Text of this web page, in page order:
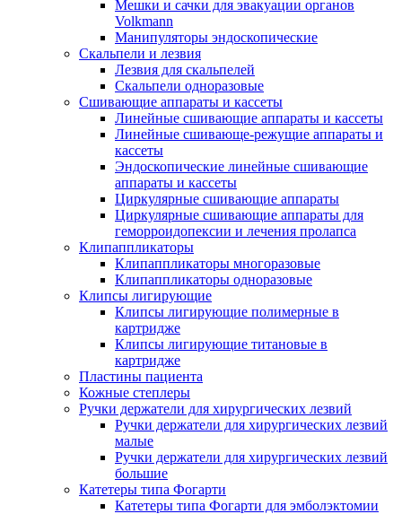
Мешки и сачки для эвакуации органов
Volkmann
Манипуляторы эндоскопические
Скальпели и лезвия
Лезвия для скальпелей
Скальпели одноразовые
Сшивающие аппараты и кассеты
Линейные сшивающие аппараты и кассеты
Линейные сшивающе-режущие аппараты и
кассеты
Эндоскопические линейные сшивающие
аппараты и кассеты
Циркулярные сшивающие аппараты
Циркулярные сшивающие аппараты для
геморроидопексии и лечения пролапса
Клипаппликаторы
Клипаппликаторы многоразовые
Клипаппликаторы одноразовые
Клипсы лигирующие
Клипсы лигирующие полимерные в
картридже
Клипсы лигирующие титановые в
картридже
Пластины пациента
Кожные степлеры
Ручки держатели для хирургических лезвий
Ручки держатели для хирургических лезвий
малые
Ручки держатели для хирургических лезвий
большие
Катетеры типа Фогарти
Катетеры типа Фогарти для эмболэктомии